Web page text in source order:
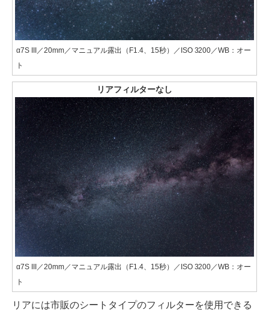
α7S III／20mm／マニュアル露出（F1.4、15秒）／ISO 3200／WB：オー
ト
リアフィルターなし
α7S III／20mm／マニュアル露出（F1.4、15秒）／ISO 3200／WB：オー
ト
リアには市販のシートタイプのフィルターを使用できる